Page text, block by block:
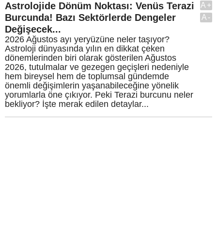
Astrolojide Dönüm Noktası: Venüs Terazi
Burcunda! Bazı Sektörlerde Dengeler
Değişecek...
2026 Ağustos ayı yeryüzüne neler taşıyor?
Astroloji dünyasında yılın en dikkat çeken
dönemlerinden biri olarak gösterilen Ağustos
2026, tutulmalar ve gezegen geçişleri nedeniyle
hem bireysel hem de toplumsal gündemde
önemli değişimlerin yaşanabileceğine yönelik
yorumlarla öne çıkıyor. Peki Terazi burcunu neler
bekliyor? İşte merak edilen detaylar...
A+
A-